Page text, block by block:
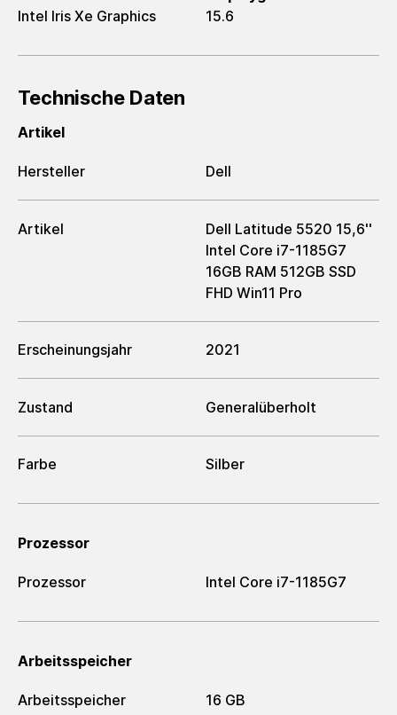
Intel Iris Xe Graphics
15.6
Technische Daten
Artikel
Hersteller Dell
Artikel
Dell Latitude 5520 15,6''
Intel Core i7-1185G7
16GB RAM 512GB SSD
FHD Win11 Pro
Erscheinungsjahr 2021
Zustand Generalüberholt
Farbe Silber
Prozessor
Prozessor Intel Core i7-1185G7
Arbeitsspeicher
Arbeitsspeicher 16 GB